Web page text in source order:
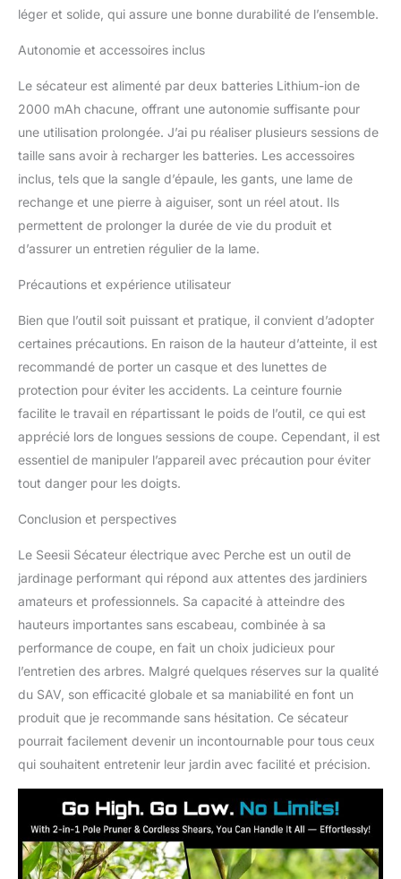
hautes et vous aide à
coupe à tout moment.
difficiles plus sûrs
Moteur Sans Balais &
Les sécateurs sans fil
améliorés ont une durée
de vie 60 % plus longue
que les autres qui
brossés en cuivre pur.
Les ciseaux électriques
21 V 2 x 2 000 mAh qui
pendant 6 à 8 heures.
Vous pouvez travailler
dehors toute la journée
sans vous soucier de la
batteries ne sont pas
complètement chargées.
Veuillez charger les
vous preniez soin des
fleurs et des plantes
entreteniez le
verdissement public
dans un parc, gériez les
cultures dans une ferme
fruitiers dans un verger,
les cisailles à branches
hautes Seesii peuvent
facilement faire le travail.
de sa perche
télescopique vous
permet d'élaguer les
branches hautes sans
échelle, rendant votre
léger et solide, qui assure une bonne durabilité de l’ensemble.
Autonomie et accessoires inclus
Le sécateur est alimenté par deux batteries Lithium-ion de
2000 mAh chacune, offrant une autonomie suffisante pour
une utilisation prolongée. J’ai pu réaliser plusieurs sessions de
taille sans avoir à recharger les batteries. Les accessoires
inclus, tels que la sangle d’épaule, les gants, une lame de
rechange et une pierre à aiguiser, sont un réel atout. Ils
permettent de prolonger la durée de vie du produit et
d’assurer un entretien régulier de la lame.
Précautions et expérience utilisateur
Bien que l’outil soit puissant et pratique, il convient d’adopter
certaines précautions. En raison de la hauteur d’atteinte, il est
recommandé de porter un casque et des lunettes de
protection pour éviter les accidents. La ceinture fournie
facilite le travail en répartissant le poids de l’outil, ce qui est
apprécié lors de longues sessions de coupe. Cependant, il est
essentiel de manipuler l’appareil avec précaution pour éviter
tout danger pour les doigts.
Conclusion et perspectives
Le Seesii Sécateur électrique avec Perche est un outil de
jardinage performant qui répond aux attentes des jardiniers
amateurs et professionnels. Sa capacité à atteindre des
hauteurs importantes sans escabeau, combinée à sa
performance de coupe, en fait un choix judicieux pour
l’entretien des arbres. Malgré quelques réserves sur la qualité
du SAV, son efficacité globale et sa maniabilité en font un
produit que je recommande sans hésitation. Ce sécateur
pourrait facilement devenir un incontournable pour tous ceux
qui souhaitent entretenir leur jardin avec facilité et précision.